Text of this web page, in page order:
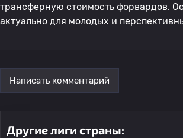
трансферную стоимость форвардов.
актуально для молодых и
Написать комментарий
Другие лиги страны: